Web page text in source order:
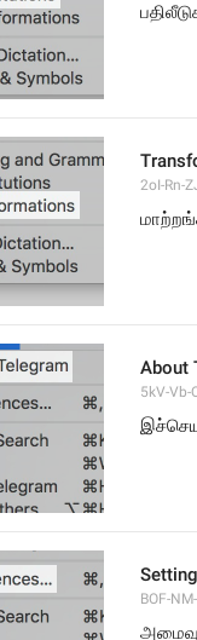
2oI-Rn-
About
5kV-Vb-
BOF-